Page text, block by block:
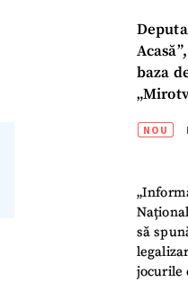
baza
NOU
să
jocurile
+ Emailul meu
+ Telefon personal